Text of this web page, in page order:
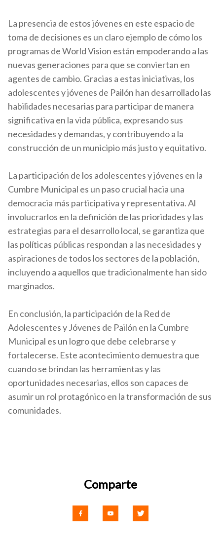
La presencia de estos jóvenes en este espacio de
toma de decisiones es un claro ejemplo de cómo los
programas de World Vision están empoderando a las
nuevas generaciones para que se conviertan en
agentes de cambio. Gracias a estas iniciativas, los
adolescentes y jóvenes de Pailón han desarrollado las
habilidades necesarias para participar de manera
significativa en la vida pública, expresando sus
necesidades y demandas, y contribuyendo a la
construcción de un municipio más justo y equitativo.
La participación de los adolescentes y jóvenes en la
Cumbre Municipal es un paso crucial hacia una
democracia más participativa y representativa. Al
involucrarlos en la definición de las prioridades y las
estrategias para el desarrollo local, se garantiza que
las políticas públicas respondan a las necesidades y
aspiraciones de todos los sectores de la población,
incluyendo a aquellos que tradicionalmente han sido
marginados.
En conclusión, la participación de la Red de
Adolescentes y Jóvenes de Pailón en la Cumbre
Municipal es un logro que debe celebrarse y
fortalecerse. Este acontecimiento demuestra que
cuando se brindan las herramientas y las
oportunidades necesarias, ellos son capaces de
asumir un rol protagónico en la transformación de sus
comunidades.
Comparte